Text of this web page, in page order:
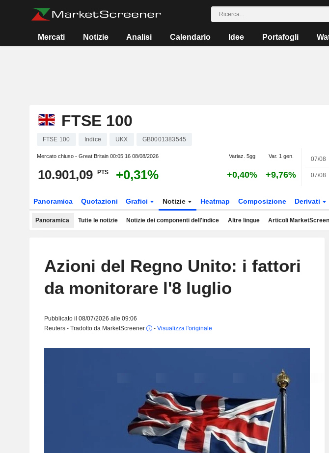
Mercati Notizie Analisi Calendario Idee Portafogli
FTSE 100
FTSE 100 Indice UKX GB0001383545
Mercato chiuso - Great Britain 00:05:16 08/08/2026 Variaz. 5gg Var. 1 gen.
10.901,09 PTS +0,31% +0,40% +9,76%
07/08
07/08
Panoramica Quotazioni Grafici Notizie Heatmap Composizione Derivati
Panoramica Tutte le notizie Notizie dei componenti dell'indice Altre lingue Articoli
Azioni del Regno Unito: i fattori
da monitorare l'8 luglio
Pubblicato il 08/07/2026 alle 09:06
Reuters - Tradotto da MarketScreener
- Visualizza l'originale